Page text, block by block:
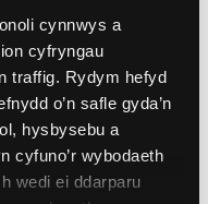
cynnwys a
cyfryngau
traffig. Rydym hefyd
o’n safle gyda’n
hysbysebu a
cyfuno’r wybodaeth
wedi ei ddarparu
yr wyddor